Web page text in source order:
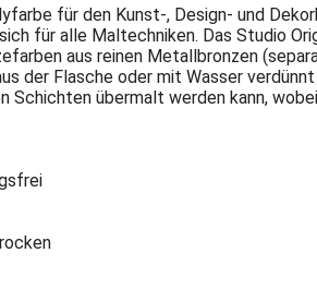
für den Kunst-, Design- und
für alle Maltechniken. Das Studio
aus reinen Metallbronzen
der Flasche oder mit Wasser
Schichten übermalt werden kann,